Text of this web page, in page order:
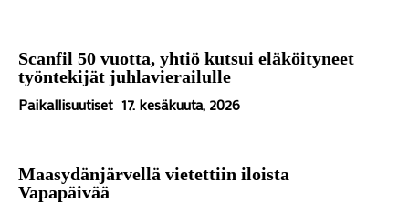
Scanfil 50 vuotta, yhtiö kutsui eläköityneet
työntekijät juhlavierailulle
Paikallisuutiset 17. kesäkuuta, 2026
Maasydänjärvellä vietettiin iloista
Vapapäivää